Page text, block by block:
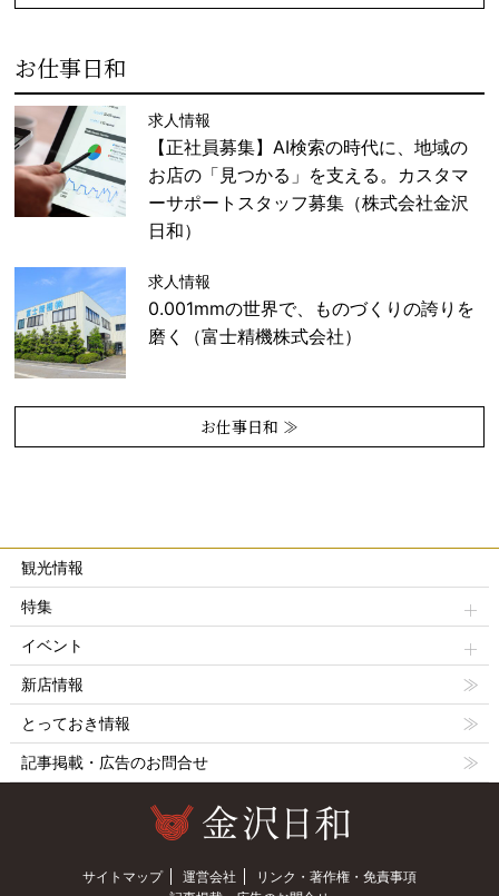
お仕事日和
求人情報
【正社員募集】AI検索の時代に、地域の
お店の「見つかる」を支える。カスタマ
ーサポートスタッフ募集（株式会社金沢
日和）
求人情報
0.001mmの世界で、ものづくりの誇りを
磨く（富士精機株式会社）
お仕事日和 ≫
観光情報
特集
イベント
新店情報
とっておき情報
記事掲載・広告のお問合せ
サイトマップ 運営会社
リンク・著作権・免責事項